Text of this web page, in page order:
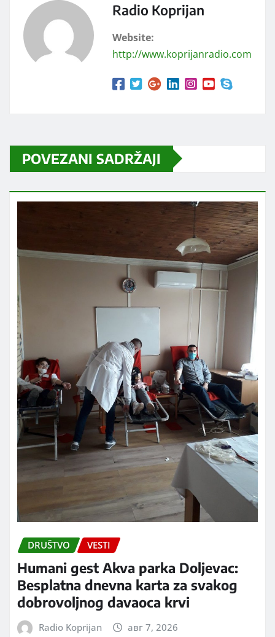
Radio Koprijan
Website:
http://www.koprijanradio.com
POVEZANI SADRŽAJI
DRUŠTVO VESTI
Humani gest Akva parka Doljevac:
Besplatna dnevna karta za svakog
dobrovoljnog davaoca krvi
Radio Koprijan авг 7, 2026